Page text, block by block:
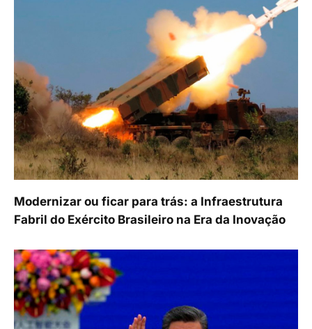
Modernizar ou ficar para trás: a Infraestrutura
Fabril do Exército Brasileiro na Era da Inovação